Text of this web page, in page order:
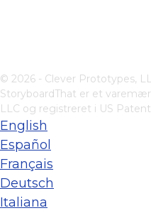
© 2026 - Clever Prototypes,
StoryboardThat er et
LLC og registreret i US
English
Español
Français
Deutsch
Italiana